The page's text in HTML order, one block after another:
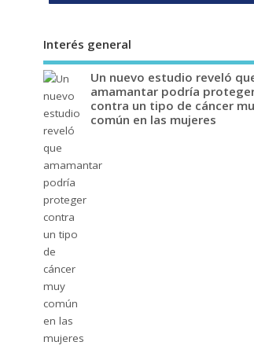
Interés general
Un nuevo estudio reveló
amamantar podría
contra un tipo de cáncer
común en las mujeres